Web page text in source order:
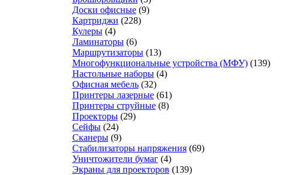
Доски офисные (9)
Картриджи (228)
Кулеры (4)
Ламинаторы (6)
Маршрутизаторы (13)
Многофункциональные устройства (МФУ) (139)
Настольные наборы (4)
Офисная мебель (32)
Принтеры лазерные (61)
Принтеры струйные (8)
Проекторы (29)
Сейфы (24)
Сканеры (9)
Стабилизаторы напряжения (69)
Уничтожители бумаг (4)
Экраны для проекторов (139)